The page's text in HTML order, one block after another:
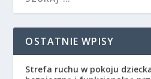
OSTATNIE WPISY
Strefa ruchu w pokoju